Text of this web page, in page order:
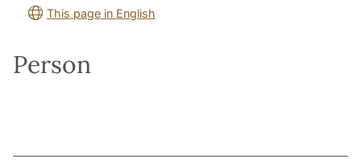
This page in English
Person